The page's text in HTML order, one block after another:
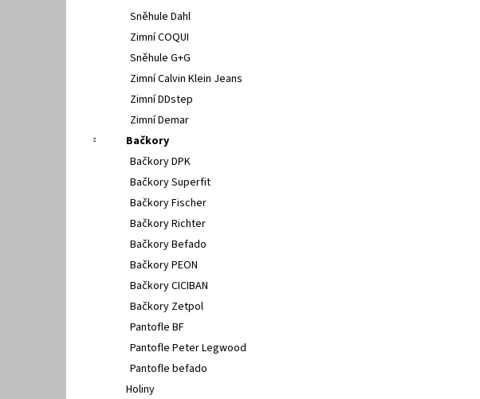
Sněhule Dahl
Zimní COQUI
Sněhule G+G
Zimní Calvin Klein Jeans
Zimní DDstep
Zimní Demar
Bačkory
Bačkory DPK
Bačkory Superfit
Bačkory Fischer
Bačkory Richter
Bačkory Befado
Bačkory PEON
Bačkory CICIBAN
Bačkory Zetpol
Pantofle BF
Pantofle Peter Legwood
Pantofle befado
Holiny